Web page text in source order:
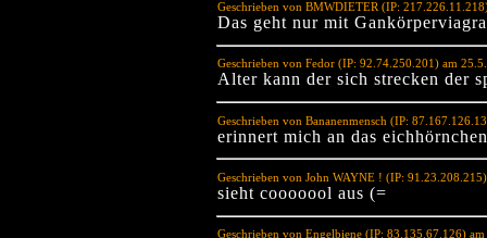
Geschrieben von BMWDIETER (IP:
Das geht nur mit
Geschrieben von Fedor (IP: 92.74.250.201) am
Alter kann der sich strecken der
Geschrieben von Bananenmensch (IP:
erinnert mich an das
Geschrieben von John WAYNE ! (IP:
sieht cooooool aus (=
Geschrieben von Engelbiene (IP: 83.135.67.126)